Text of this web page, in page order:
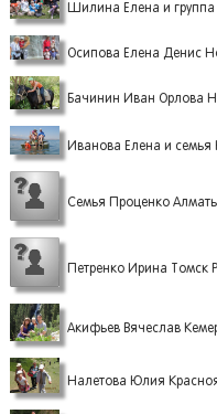
Шилина Елена и группа
Осипова Елена Денис
Бачинин Иван Орлова
Иванова Елена и
Семья Проценко
Петренко Ирина Томск
Акифьев Вячеслав
Налетова Юлия